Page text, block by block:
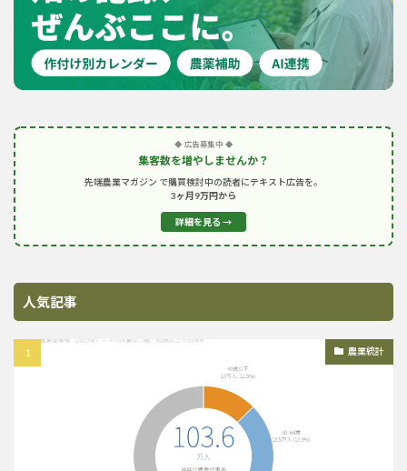
◆ 広告募集中 ◆
集客数を増やしませんか？
先端農業マガジン で購買検討中の読者にテキスト広告を。
3ヶ月9万円から
詳細を見る →
人気記事
農業統計